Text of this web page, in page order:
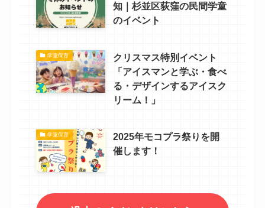
知｜杉並区荻窪の民間学童
のイベント
学童保育
クリスマス特別イベント
「アイスマンと学ぶ・食べ
る・デザインするアイスク
リーム！」
学童保育
2025年モコプラ祭りを開
催します！